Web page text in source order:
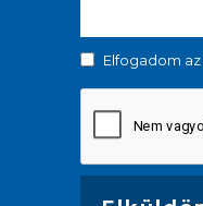
Elfogadom az